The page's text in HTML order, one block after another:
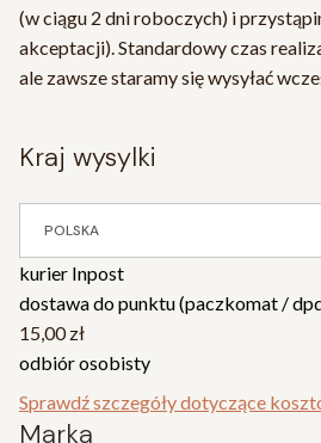
(w ciągu 2 dni roboczych) i
akceptacji). Standardowy czas
ale zawsze staramy się wysyłać
kraj wysylki
POLSKA
kurier Inpost
dostawa do punktu (paczkomat /
15,00 zł
odbiór osobisty
Sprawdź szczegóły dotyczące
Marka